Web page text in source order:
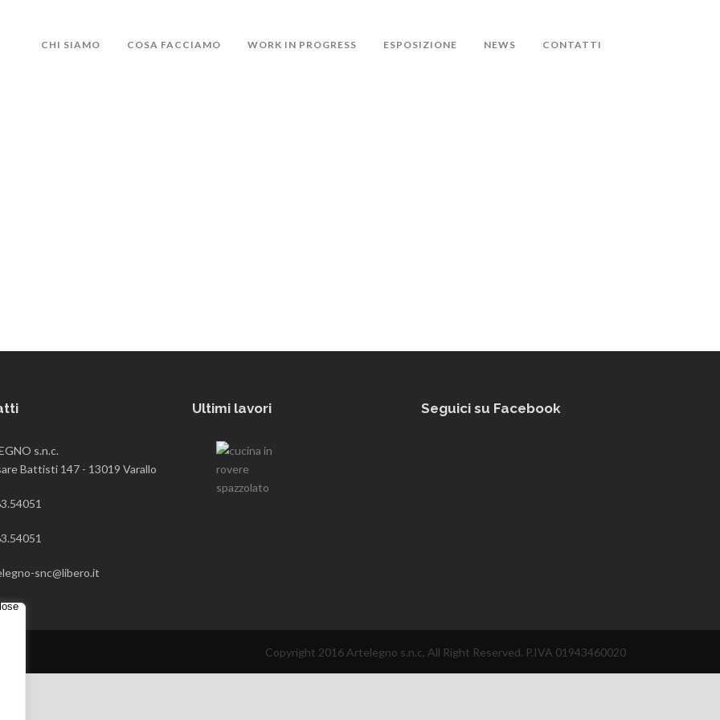
CHI SIAMO COSA FACCIAMO WORK IN PROGRESS ESPOSIZIONE NEWS CONTATTI
s.n.c.
Battisti 147 - 13019 Varallo
snc@libero.it
Ultimi lavori Seguici su Facebook
Copyright 2016 Artelegno s.n.c, All Right Reserved. P.IVA 01943460020